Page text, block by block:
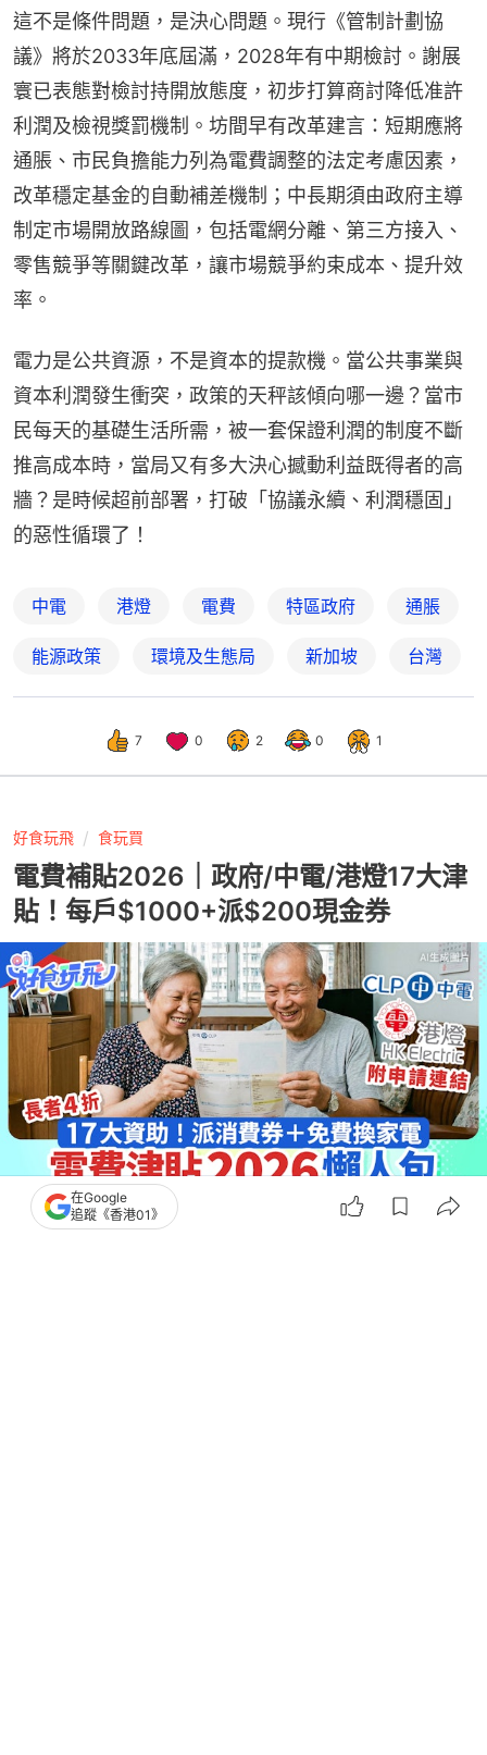
這不是條件問題，是決心問題。現行《管制計劃協
議》將於2033年底屆滿，2028年有中期檢討。謝展
寰已表態對檢討持開放態度，初步打算商討降低准許
利潤及檢視獎罰機制。坊間早有改革建言：短期應將
通脹、市民負擔能力列為電費調整的法定考慮因素，
改革穩定基金的自動補差機制；中長期須由政府主導
制定市場開放路線圖，包括電網分離、第三方接入、
零售競爭等關鍵改革，讓市場競爭約束成本、提升效
率。
電力是公共資源，不是資本的提款機。當公共事業與
資本利潤發生衝突，政策的天秤該傾向哪一邊？當市
民每天的基礎生活所需，被一套保證利潤的制度不斷
推高成本時，當局又有多大決心撼動利益既得者的高
牆？是時候超前部署，打破「協議永續、利潤穩固」
的惡性循環了！
中電 港燈 電費 特區政府 通脹
能源政策 環境及生態局 新加坡 台灣
7 0 2 0 1
好食玩飛 食玩買
電費補貼2026｜政府/中電/港燈17大津
貼！每戶$1000+派$200現金券
撰文：陳映蓉 蘇翰林 鄺碧琪
在Google
追蹤《香港01》